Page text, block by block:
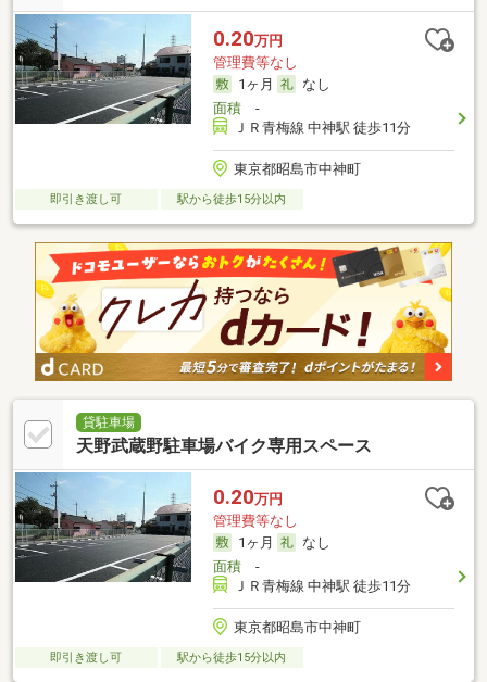
0.20万円
管理費等なし
1ヶ月
なし
面積-
ＪＲ青梅線 中神駅 徒歩11分
東京都昭島市中神町
即引き渡し可 駅から徒歩15分以内
貸駐車場
天野武蔵野駐車場バイク専用スペース
0.20万円
管理費等なし
1ヶ月
なし
面積-
ＪＲ青梅線 中神駅 徒歩11分
東京都昭島市中神町
即引き渡し可 駅から徒歩15分以内